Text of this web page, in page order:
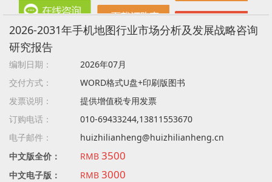
2026-2031年手机地图行业市场分析及发展战略咨询
研究报告
编制日期：
2026年07月
交付方式：
WORD格式U盘+印刷版图书
发票说明：
提供增值税专用发票
订购电话：
010-69433244,13811553670
电子邮件：
huizhilianheng@huizhilianheng.cn
中文版全价：
RMB3500
中文电子版： RMB3000